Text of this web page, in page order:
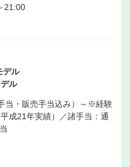
21:00
デル
ル
当・販売手当込み）～※経験
成21年実績）／諸手当：通